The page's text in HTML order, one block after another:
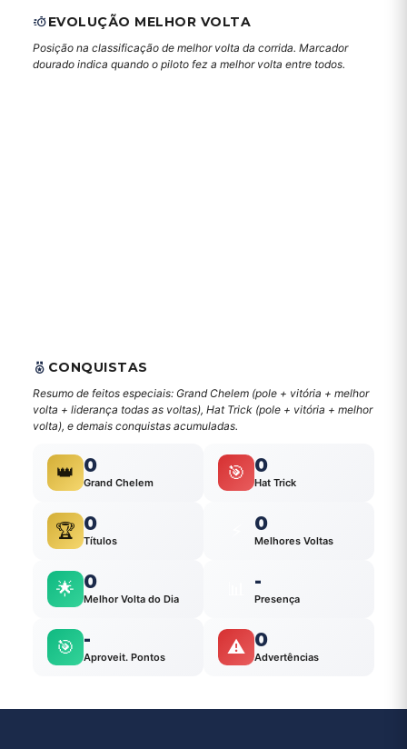
EVOLUÇÃO MELHOR VOLTA
Posição na classificação de melhor volta da corrida. Marcador
dourado indica quando o piloto fez a melhor volta entre todos.
CONQUISTAS
Resumo de feitos especiais: Grand Chelem (pole + vitória + melhor
volta + liderança todas as voltas), Hat Trick (pole + vitória + melhor
volta), e demais conquistas acumuladas.
👑 0
Grand Chelem 🎯 0
Hat Trick
🏆 0
Títulos
0
Melhores Voltas
🌟 0
Melhor Volta do Dia
-
Presença
🎯 -
Aproveit. Pontos ⚠️ 0
Advertências